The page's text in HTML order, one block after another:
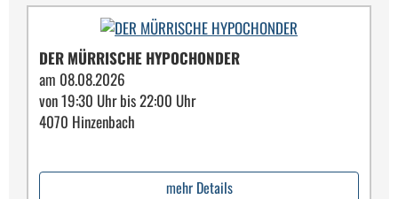
DER MÜRRISCHE HYPOCHONDER
am 08.08.2026
von 19:30 Uhr bis 22:00 Uhr
4070 Hinzenbach
mehr Details